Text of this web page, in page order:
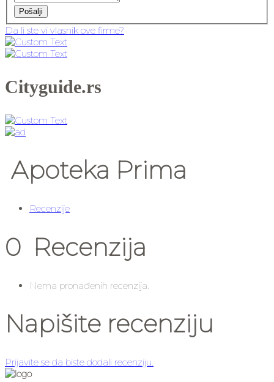
Pošalji
Da li ste vi vlasnik ove firme?
Cityguide.rs
Apoteka Prima
Recenzije
0 Recenzija
Nema pronađenih recenzija.
Napišite recenziju
Prijavite se da biste dodali recenziju.